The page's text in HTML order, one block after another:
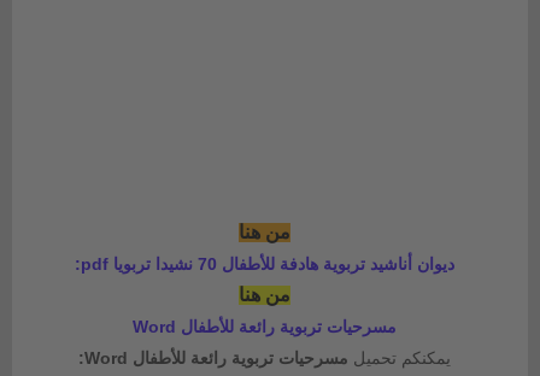
من هنا
ديوان أناشيد تربوية هادفة للأطفال 70 نشيدا تربويا pdf:
من هنا
مسرحيات تربوية رائعة للأطفال Word
يمكنكم تحميل مسرحيات تربوية رائعة للأطفال Word: